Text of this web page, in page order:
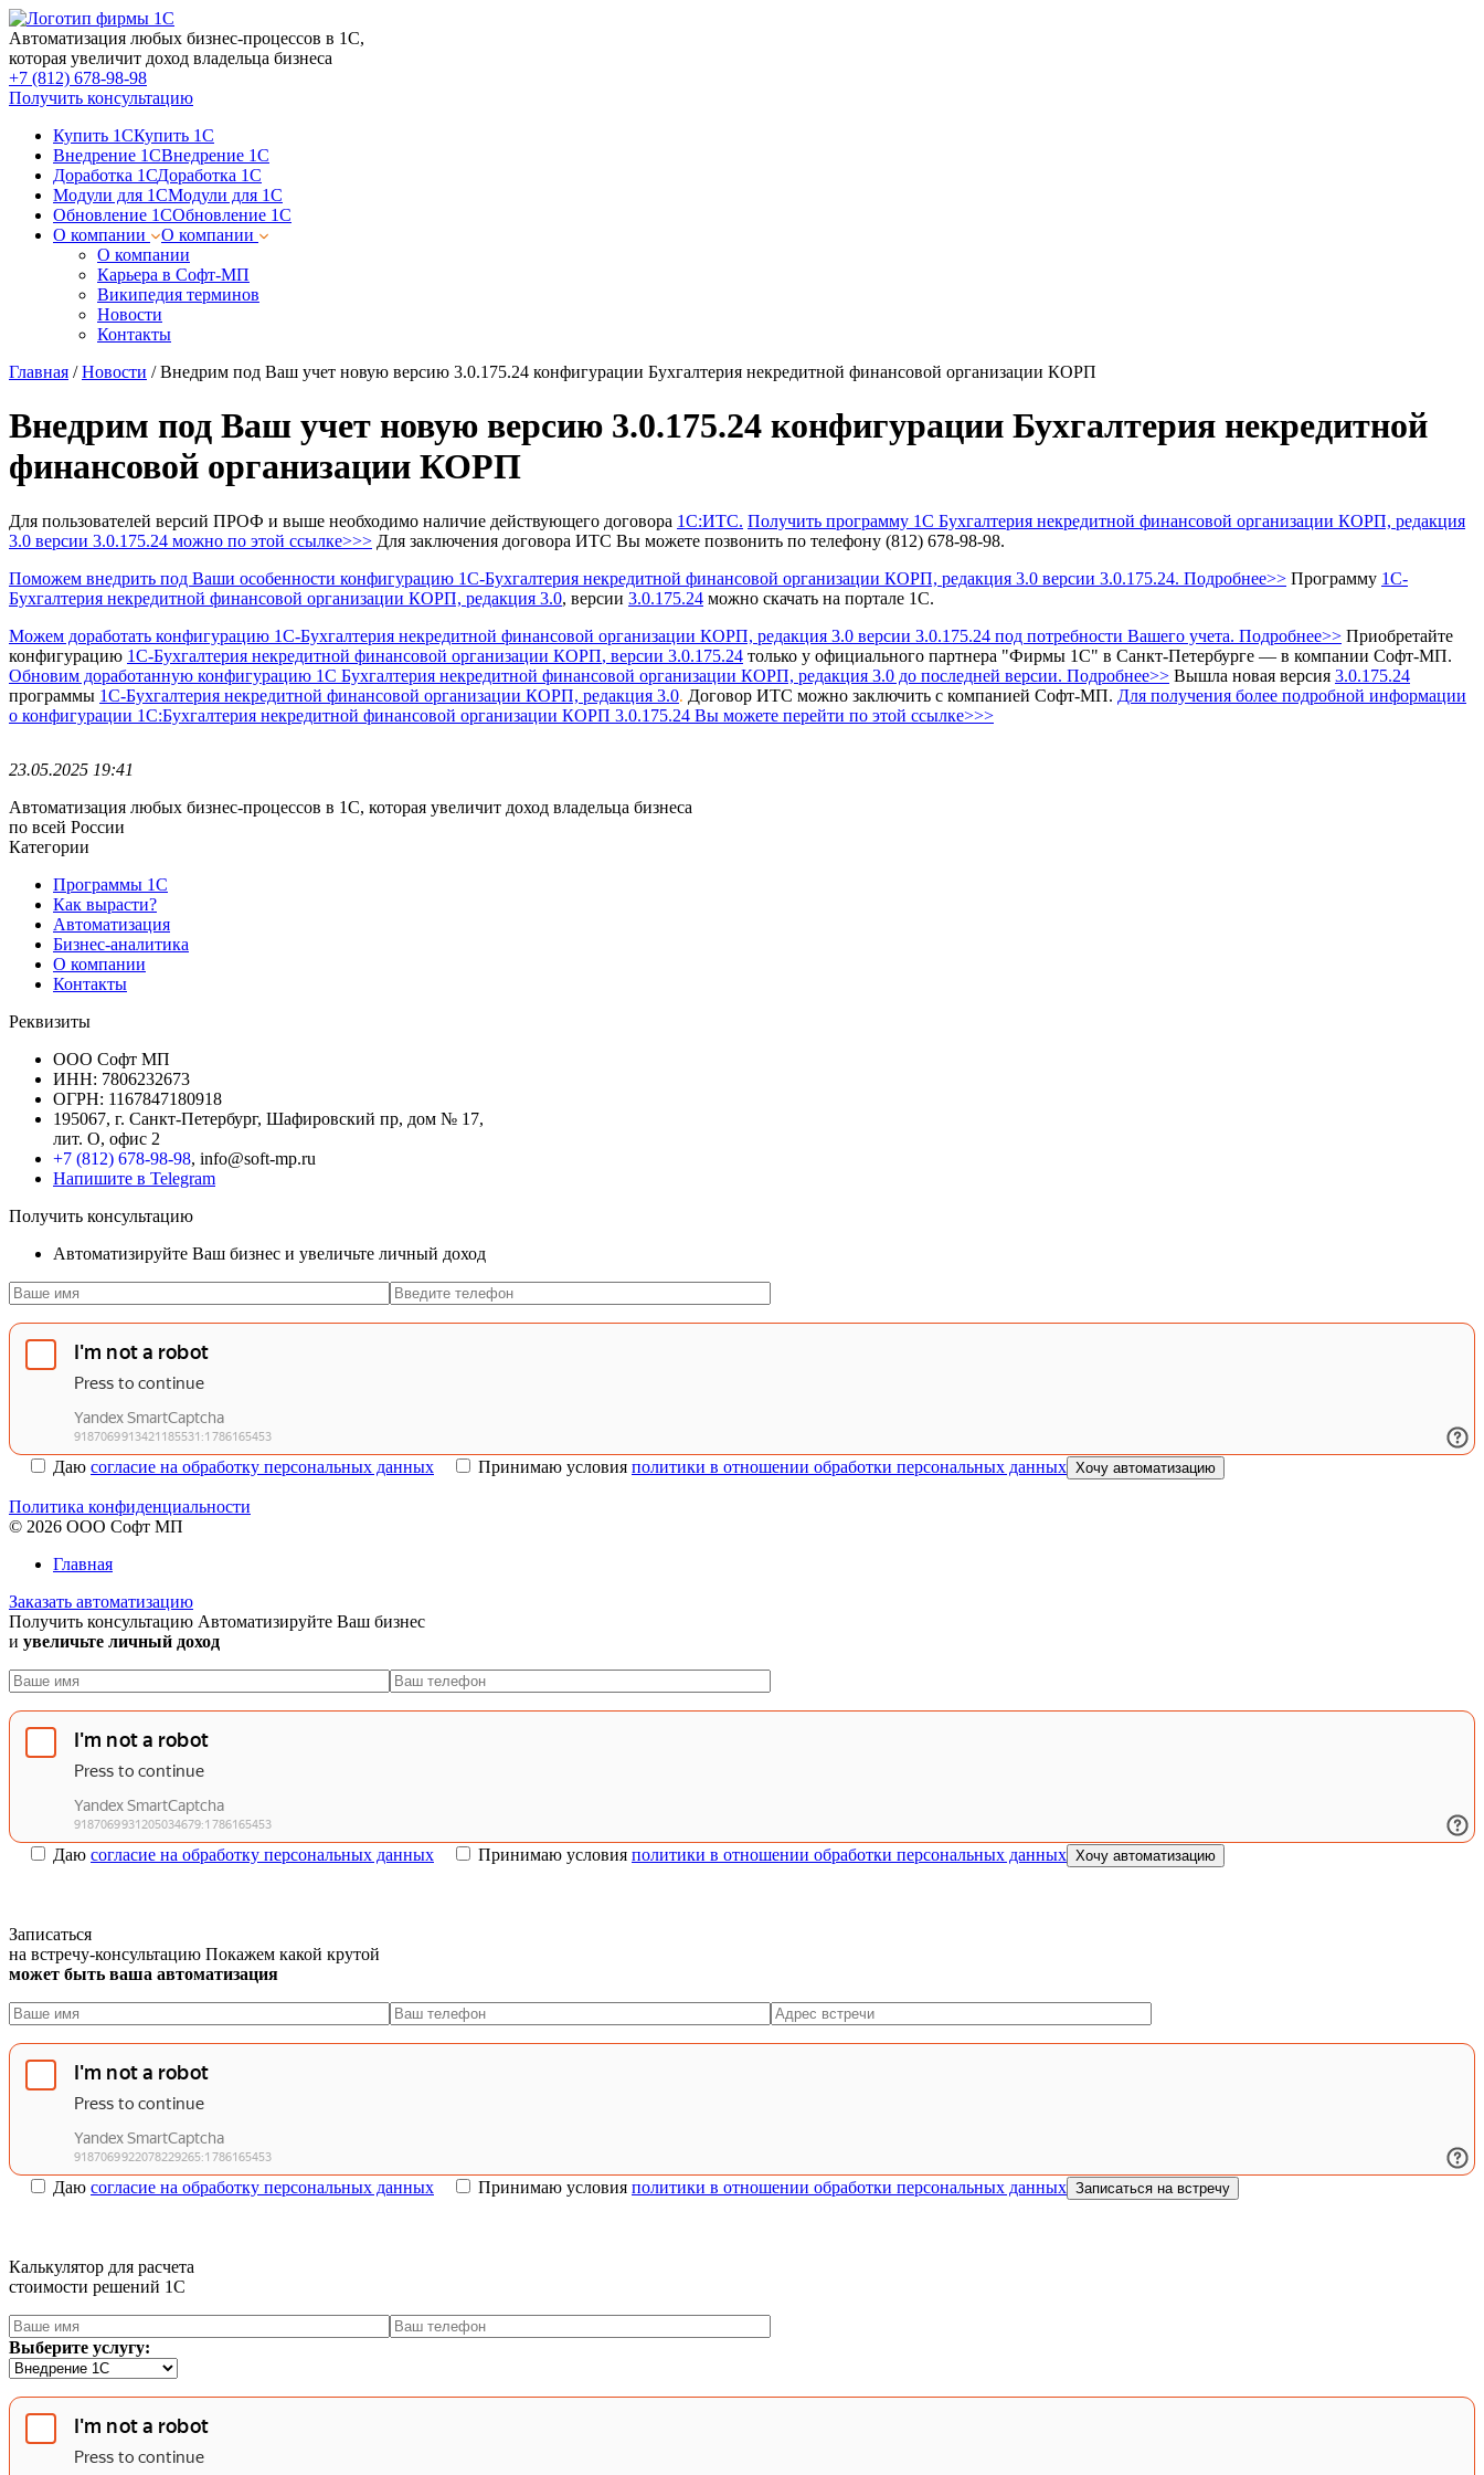
Автоматизация любых бизнес-процессов в 1С,
которая увеличит доход владельца бизнеса
+7 (812) 678-98-98
Получить консультацию
Купить 1СКупить 1С
Внедрение 1СВнедрение 1С
Доработка 1СДоработка 1С
Модули для 1СМодули для 1С
Обновление 1СОбновление 1С
О компании
О компании
О компании
Карьера в Софт-МП
Википедия терминов
Новости
Контакты
Главная /Новости /Внедрим под Ваш учет новую версию 3.0.175.24 конфигурации Бухгалтерия некредитной финансовой организации КОРП
Внедрим под Ваш учет новую версию 3.0.175.24 конфигурации Бухгалтерия некредитной
финансовой организации КОРП
Для пользователей версий ПРОФ и выше необходимо наличие действующего договора 1С:ИТС. Получить программу 1С Бухгалтерия некредитной финансовой организации КОРП, редакция
3.0 версии 3.0.175.24 можно по этой ссылке>>> Для заключения договора ИТС Вы можете позвонить по телефону (812) 678-98-98.
Поможем внедрить под Ваши особенности конфигурацию 1С-Бухгалтерия некредитной финансовой организации КОРП, редакция 3.0 версии 3.0.175.24. Подробнее>> Программу 1С-
Бухгалтерия некредитной финансовой организации КОРП, редакция 3.0, версии 3.0.175.24 можно скачать на портале 1С.
Можем доработать конфигурацию 1С-Бухгалтерия некредитной финансовой организации КОРП, редакция 3.0 версии 3.0.175.24 под потребности Вашего учета. Подробнее>> Приобретайте
конфигурацию 1С-Бухгалтерия некредитной финансовой организации КОРП, версии 3.0.175.24 только у официального партнера "Фирмы 1С" в Санкт-Петербурге — в компании Софт-МП.
Обновим доработанную конфигурацию 1С Бухгалтерия некредитной финансовой организации КОРП, редакция 3.0 до последней версии. Подробнее>> Вышла новая версия 3.0.175.24
программы 1С-Бухгалтерия некредитной финансовой организации КОРП, редакция 3.0. Договор ИТС можно заключить с компанией Софт-МП. Для получения более подробной информации
о конфигурации 1С:Бухгалтерия некредитной финансовой организации КОРП 3.0.175.24 Вы можете перейти по этой ссылке>>>
23.05.2025 19:41
Автоматизация любых бизнес-процессов в 1С, которая увеличит доход владельца бизнеса
по всей России
Категории
Программы 1С
Как вырасти?
Автоматизация
Бизнес-аналитика
О компании
Контакты
Реквизиты
ООО Софт МП
ИНН: 7806232673
ОГРН: 1167847180918
195067, г. Санкт-Петербург, Шафировский пр, дом № 17,
лит. О, офис 2
+7 (812) 678-98-98, info@soft-mp.ru
Напишите в Telegram
Получить консультацию
Автоматизируйте Ваш бизнес и увеличьте личный доход
Даю согласие на обработку персональных данных Принимаю условия политики в отношении обработки персональных данных Хочу автоматизацию
Политика конфиденциальности
© 2026 ООО Софт МП
Главная
Заказать автоматизацию
Получить консультацию Автоматизируйте Ваш бизнес
и увеличьте личный доход
Даю согласие на обработку персональных данных Принимаю условия политики в отношении обработки персональных данных Хочу автоматизацию
Записаться
на встречу-консультацию Покажем какой крутой
может быть ваша автоматизация
Даю согласие на обработку персональных данных Принимаю условия политики в отношении обработки персональных данных Записаться на встречу
Калькулятор для расчета
стоимости решений 1C
Выберите услугу: